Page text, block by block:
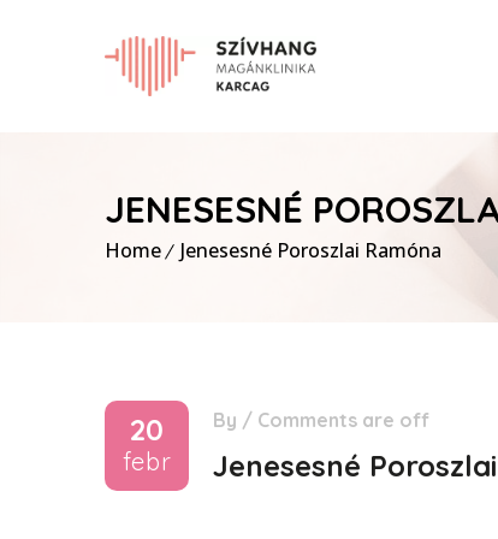
JENESESNÉ
Home Jenesesné Poroszlai Ramóna
20
febr
By / Comments are off
Jenesesné